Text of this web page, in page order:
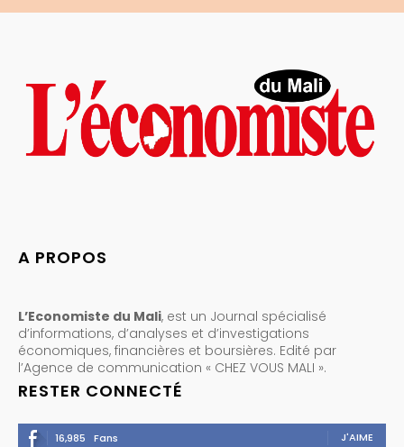
A PROPOS
L’Economiste du Mali, est un Journal spécialisé
d’informations, d’analyses et d’investigations
économiques, financières et boursières. Edité par
l’Agence de communication « CHEZ VOUS MALI ».
RESTER CONNECTÉ
16,985 Fans J'AIME